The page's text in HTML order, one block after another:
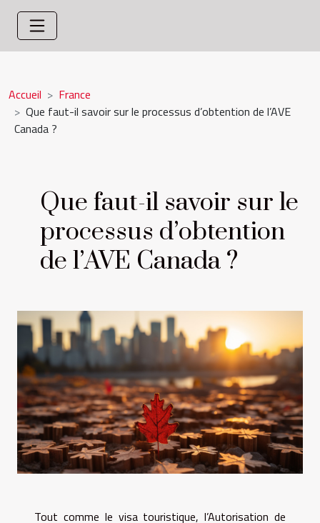
Accueil
France
Que faut-il savoir sur le processus d’obtention de l’AVE
Canada ?
Que faut-il savoir sur le
processus d’obtention
de l’AVE Canada ?
Tout comme le visa touristique, l’Autorisation de